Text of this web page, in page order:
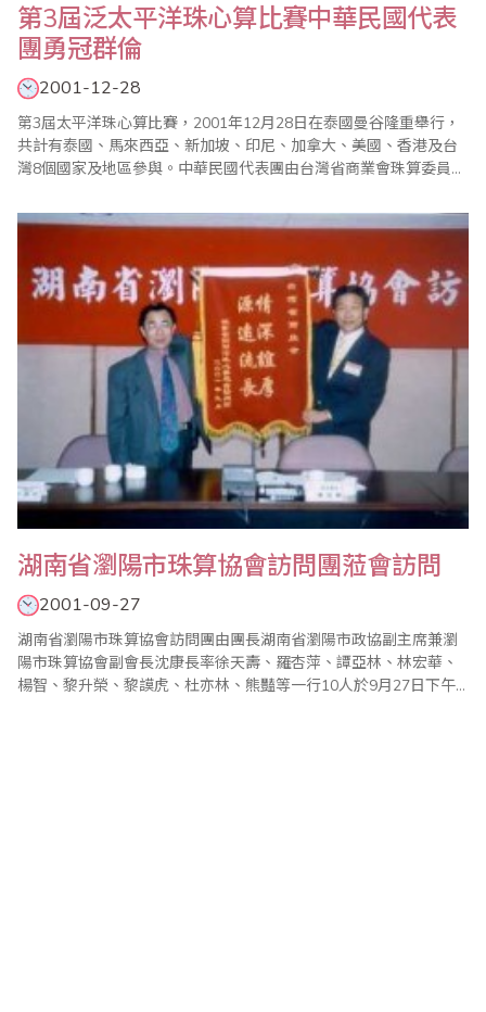
第3屆泛太平洋珠心算比賽中華民國代表
團勇冠群倫
2001-12-28
第3屆太平洋珠心算比賽，2001年12月28日在泰國曼谷隆重舉行，
共計有泰國、馬來西亞、新加坡、印尼、加拿大、美國、香港及台
灣8個國家及地區參與。中華民國代表團由台灣省商業會珠算委員會
劉廷春3位先生擔任顧問。另由廖正輝先生擔任本次共283人代表團
的團長。本團的組成和前兩屆雷同，在8月份舉行選手選拔賽，由於
第1屆（台北）及第2屆（吉隆坡）的成..
湖南省瀏陽市珠算協會訪問團蒞會訪問
2001-09-27
湖南省瀏陽市珠算協會訪問團由團長湖南省瀏陽市政協副主席兼瀏
陽市珠算協會副會長沈康長率徐天壽、羅杏萍、譚亞林、林宏華、
楊智、黎升榮、黎謨虎、杜亦林、熊豔等一行10人於9月27日下午